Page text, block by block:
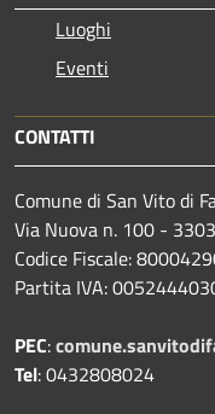
Luoghi
Eventi
CONTATTI
Comune di San Vito di
Via Nuova n. 100 -
Codice Fiscale:
Partita IVA:
PEC:
Tel: 0432808024